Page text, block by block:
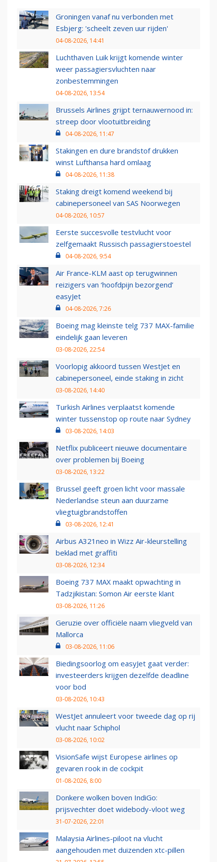
Groningen vanaf nu verbonden met
Esbjerg: 'scheelt zeven uur rijden'
04-08-2026, 14:41
Luchthaven Luik krijgt komende winter
weer passagiersvluchten naar
zonbestemmingen
04-08-2026, 13:54
Brussels Airlines grijpt ternauwernood in:
streep door vlootuitbreiding
04-08-2026, 11:47
Stakingen en dure brandstof drukken
winst Lufthansa hard omlaag
04-08-2026, 11:38
Staking dreigt komend weekend bij
cabinepersoneel van SAS Noorwegen
04-08-2026, 10:57
Eerste succesvolle testvlucht voor
zelfgemaakt Russisch passagierstoestel
04-08-2026, 9:54
Air France-KLM aast op terugwinnen
reizigers van ‘hoofdpijn bezorgend’
easyJet
04-08-2026, 7:26
Boeing mag kleinste telg 737 MAX-familie
eindelijk gaan leveren
03-08-2026, 22:54
Voorlopig akkoord tussen WestJet en
cabinepersoneel, einde staking in zicht
03-08-2026, 14:40
Turkish Airlines verplaatst komende
winter tussenstop op route naar Sydney
03-08-2026, 14:03
Netflix publiceert nieuwe documentaire
over problemen bij Boeing
03-08-2026, 13:22
Brussel geeft groen licht voor massale
Nederlandse steun aan duurzame
vliegtuigbrandstoffen
03-08-2026, 12:41
Airbus A321neo in Wizz Air-kleurstelling
beklad met graffiti
03-08-2026, 12:34
Boeing 737 MAX maakt opwachting in
Tadzjikistan: Somon Air eerste klant
03-08-2026, 11:26
Geruzie over officiële naam vliegveld van
Mallorca
03-08-2026, 11:06
Biedingsoorlog om easyJet gaat verder:
investeerders krijgen dezelfde deadline
voor bod
03-08-2026, 10:43
WestJet annuleert voor tweede dag op rij
vlucht naar Schiphol
03-08-2026, 10:02
VisionSafe wijst Europese airlines op
gevaren rook in de cockpit
01-08-2026, 8:00
Donkere wolken boven IndiGo:
prijsvechter doet widebody-vloot weg
31-07-2026, 22:01
Malaysia Airlines-piloot na vlucht
aangehouden met duizenden xtc-pillen